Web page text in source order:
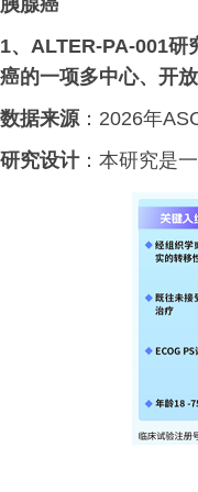
胰腺癌
1、ALTER-PA-001研
癌的一项多中心、开
数据来源：2026年
研究设计：本研究是